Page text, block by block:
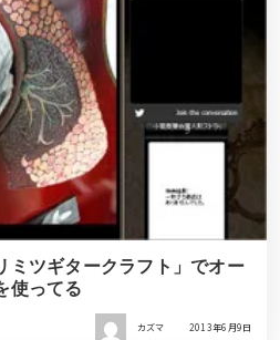
ミツギタークラフト」でオー
使ってる
カズマ 2013年6月9日